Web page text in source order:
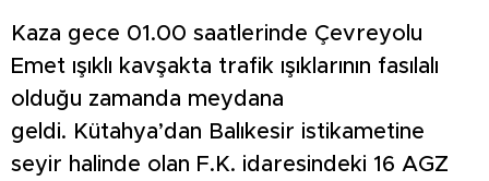
Kaza gece 01.00 saatlerinde Çevreyolu
Emet ışıklı kavşakta trafik ışıklarının fasılalı
olduğu zamanda meydana
geldi. Kütahya’dan Balıkesir istikametine
seyir halinde olan F.K. idaresindeki 16 AGZ